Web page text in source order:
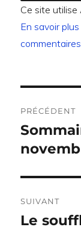
Ce site utilise
En savoir
de
l’article
PRÉCÉDENT
Publication
précédente :
SUIVANT
Publication
Le